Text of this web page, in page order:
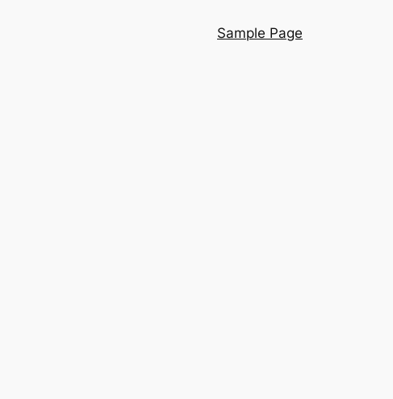
Sample Page